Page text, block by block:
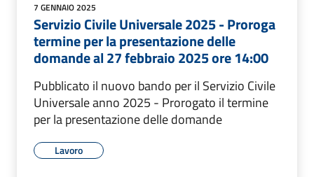
7 GENNAIO 2025
Servizio Civile Universale 2025 - Proroga
termine per la presentazione delle
domande al 27 febbraio 2025 ore 14:00
Pubblicato il nuovo bando per il Servizio Civile
Universale anno 2025 - Prorogato il termine
per la presentazione delle domande
Lavoro